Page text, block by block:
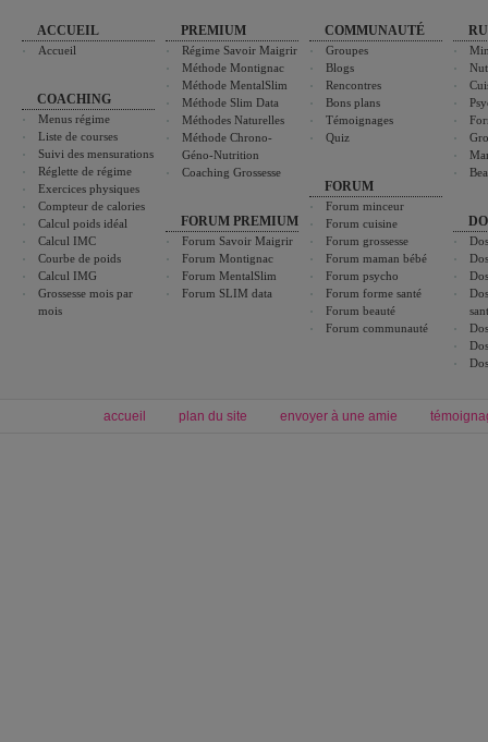
ACCUEIL
Accueil
COACHING
Menus régime
Liste de courses
Suivi des mensurations
Réglette de régime
Exercices physiques
Compteur de calories
Calcul poids idéal
Calcul IMC
Courbe de poids
Calcul IMG
Grossesse mois par
mois
PREMIUM
Régime Savoir Maigrir
Méthode Montignac
Méthode MentalSlim
Méthode Slim Data
Méthodes Naturelles
Méthode Chrono-
Géno-Nutrition
Coaching Grossesse
FORUM PREMIUM
Forum Savoir Maigrir
Forum Montignac
Forum MentalSlim
Forum SLIM data
COMMUNAUTÉ
Groupes
Blogs
Rencontres
Bons plans
Témoignages
Quiz
FORUM
Forum minceur
Forum cuisine
Forum grossesse
Forum maman bébé
Forum psycho
Forum forme santé
Forum beauté
Forum communauté
accueil plan du site envoyer à une amie